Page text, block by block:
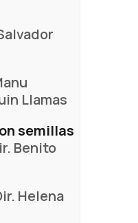
Llamas
semillas
Benito
Helena